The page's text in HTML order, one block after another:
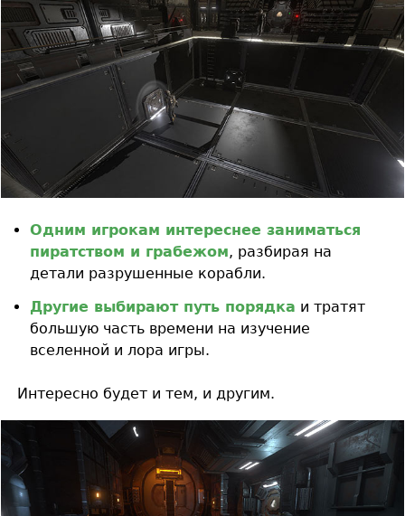
Одним игрокам интереснее заниматься
пиратством и грабежом, разбирая на
детали разрушенные корабли.
Другие выбирают путь порядка и тратят
большую часть времени на изучение
вселенной и лора игры.
Интересно будет и тем, и другим.